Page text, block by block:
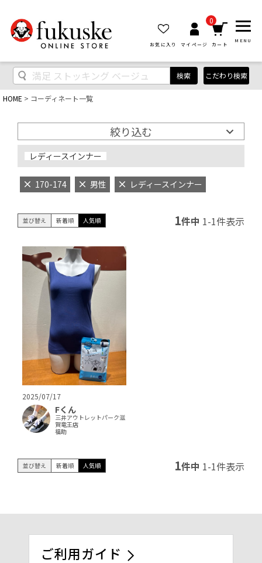
お気に入り マイページ
0
カート
MENU
検索 こだわり検索
HOME コーディネート一覧
絞り込む
レディースインナー
170-174 男性 レディースインナー
並び替え 新着順 人気順 1件中 1-1件表示
2025/07/17
Fくん
三井アウトレットパーク滋
賀竜王店
福助
並び替え 新着順 人気順 1件中 1-1件表示
ご利用ガイド